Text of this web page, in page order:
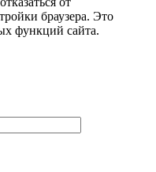
браузера. Это
функций сайта.